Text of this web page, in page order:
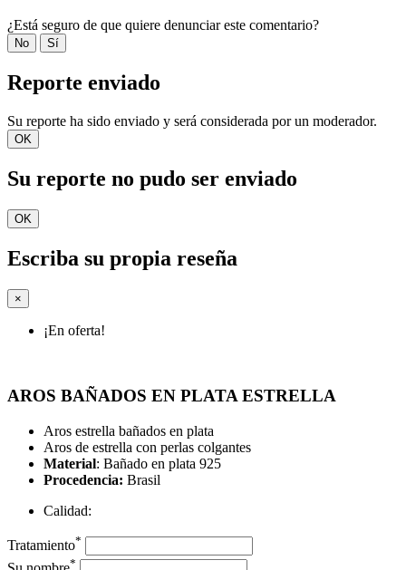
¿Está seguro de que quiere denunciar este comentario?
No Sí
Reporte enviado
Su reporte ha sido enviado y será considerada por un moderador.
OK
Su reporte no pudo ser enviado
OK
Escriba su propia reseña
×
¡En oferta!
AROS BAÑADOS EN PLATA ESTRELLA
Aros estrella bañados en plata
Aros de estrella con perlas colgantes
Material: Bañado en plata 925
Procedencia: Brasil
Calidad:
Tratamiento*
*